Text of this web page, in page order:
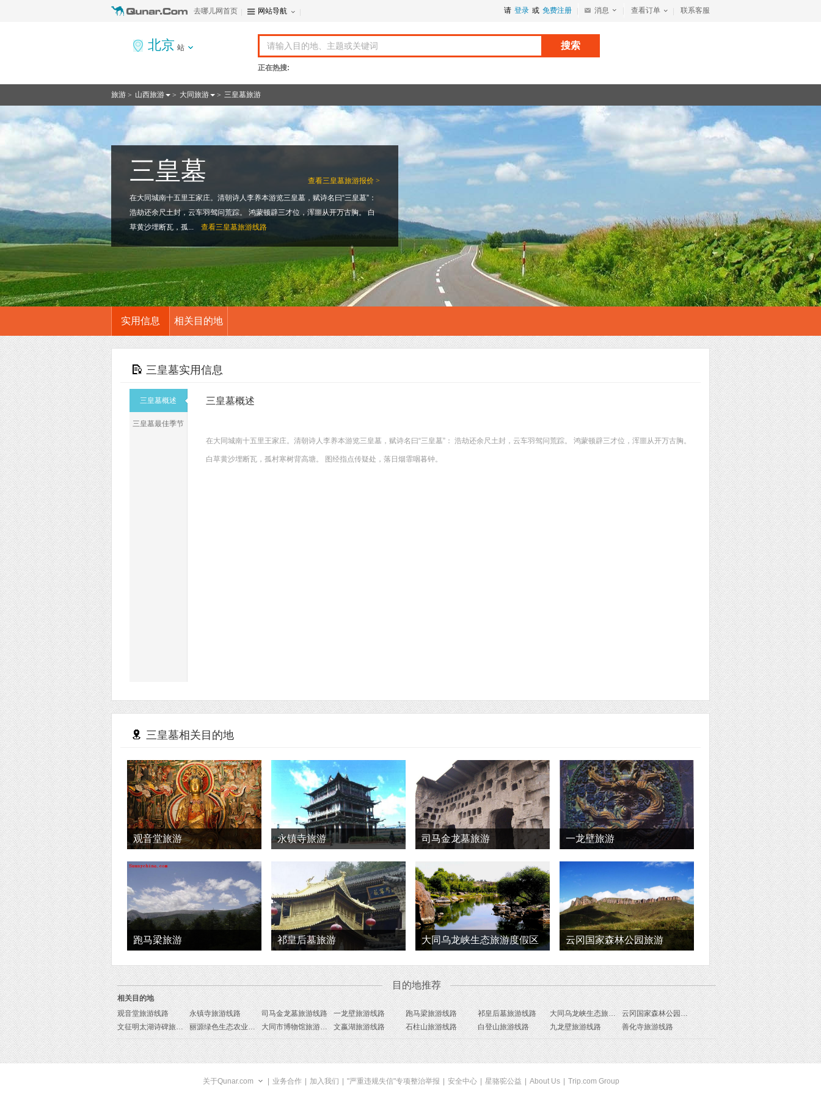
请 登录 或 免费注册 消息 查看订单 联系客服
去哪儿网首页 网站导航
北京 站 搜索
正在热搜:
旅游 > 山西旅游 > 大同旅游 > 三皇墓旅游
查看三皇墓旅游报价 >
三皇墓
在大同城南十五里王家庄。清朝诗人李养本游览三皇墓，赋诗名曰“三皇墓”：
浩劫还余尺土封，云车羽驾问荒踪。 鸿蒙顿辟三才位，浑噩从开万古胸。 白
草黄沙埋断瓦，孤...
查看三皇墓旅游线路
实用信息 相关目的地
三皇墓实用信息
三皇墓概述
三皇墓最佳季节
三皇墓概述
在大同城南十五里王家庄。清朝诗人李养本游览三皇墓，赋诗名曰“三皇墓”： 浩劫还余尺土封，云车羽驾问荒踪。 鸿蒙顿辟三才位，浑噩从开万古胸。
白草黄沙埋断瓦，孤村寒树背高塘。 图经指点传疑处，落日烟霏咽暮钟。
三皇墓相关目的地
观音堂旅游 永镇寺旅游 司马金龙墓旅游 一龙壁旅游
跑马梁旅游 祁皇后墓旅游
大同乌龙峡生态旅游度假区
云冈国家森林公园旅游
目的地推荐
相关目的地
观音堂旅游线路
永镇寺旅游线路 司马金龙墓旅游线路 一龙壁旅游线路 跑马梁旅游线路 祁皇后墓旅游线路 大同乌龙峡生态旅游度假区旅游线路
云冈国家森林公园旅游线路
文征明太湖诗碑旅游线路
丽源绿色生态农业观光园旅游线路 大同市博物馆旅游线路 文嬴湖旅游线路 石柱山旅游线路 白登山旅游线路 九龙壁旅游线路 善化寺旅游线路
关于Qunar.com 业务合作 加入我们 "严重违规失信"专项整治举报 安全中心 星骆驼公益 About Us Trip.com Group